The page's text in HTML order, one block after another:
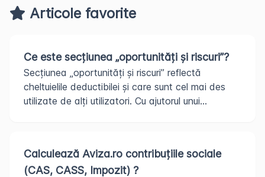
Articole favorite
Ce este secțiunea „oportunități și riscuri”?
Secțiunea „oportunități și riscuri” reflectă
cheltuielile deductibilei și care sunt cel mai des
utilizate de alți utilizatori. Cu ajutorul unui...
Calculează Aviza.ro contribuțiile sociale
(CAS, CASS, Impozit) ?